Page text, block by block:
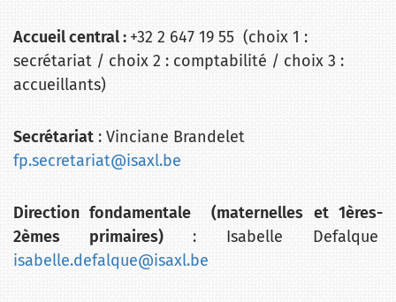
Accueil central : +32 2 647 19 55 (choix 1 :
secrétariat / choix 2 : comptabilité / choix 3 :
accueillants)
Secrétariat : Vinciane Brandelet
fp.secretariat@isaxl.be
Direction fondamentale (maternelles et 1ères-
2èmes primaires) : Isabelle Defalque
isabelle.defalque@isaxl.be